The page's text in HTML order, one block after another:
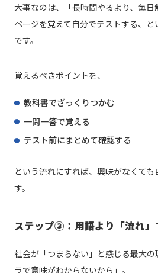
大事なのは、「長時間やるより、毎
ページを覚えて自分でテストする、
です。
覚えるべきポイントを、
教科書でざっくりつかむ
一問一答で覚える
テスト前にまとめて確認する
という流れにすれば、興味がなくて
す。
ステップ③：用語より「流れ」
社会が「つまらない」と感じる最大
ラで意味がわからないから」。